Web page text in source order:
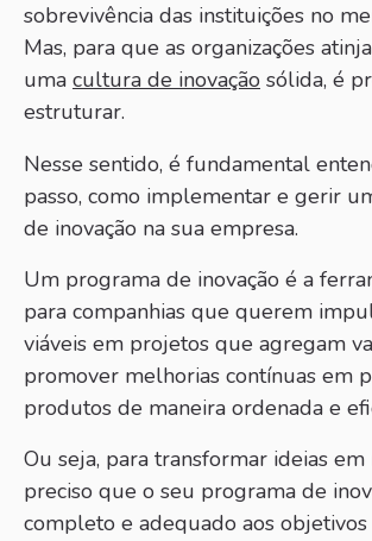
sobrevivência das instituições no
Mas, para que as organizações
uma cultura de inovação sólida, é
estruturar.
Nesse sentido, é fundamental
passo, como implementar e gerir
de inovação na sua empresa.
Um programa de inovação é a
para companhias que querem
viáveis em projetos que agregam
promover melhorias contínuas em
produtos de maneira ordenada e
Ou seja, para transformar ideias
preciso que o seu programa de
completo e adequado aos objetivos